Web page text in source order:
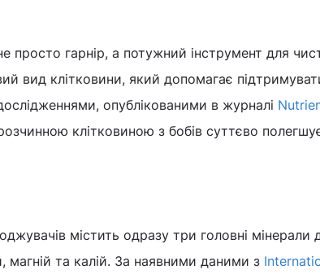
просто гарнір, а потужний інструмент для
вид клітковини, який допомагає
опублікованими в журналі
клітковиною з бобів суттєво
містить одразу три головні мінерали
магній та калій. За наявними даними з